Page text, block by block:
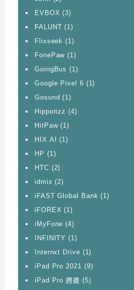
EVBOX (3)
FALUNT (1)
Flixseek (1)
FonePaw (1)
GoingBus (1)
Google Pixel 6 (1)
Gosund (1)
Hipporizz (4)
HitPaw(1)
HIX.AI
(1)
HP (1)
HTC (2)
idmix (2)
iFAST Global Bank (1)
iFOREX (1)
iMyFone (4)
INFINITY (1)
Internxt Drive (1)
iPad Pro 2021 (9)
iPad Pro 週邊 (5)